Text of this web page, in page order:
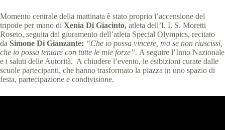
Momento centrale della mattinata è stato proprio l’accensione del
tripode per mano di Xenia Di Giacinto, atleta dell’I. I. S. Moretti
Roseto, seguita dal giuramento dell’atleta Special Olympics, recitato
da Simone Di Gianzante: “Che io possa vincere, ma se non riuscissi,
che io possa tentare con tutte le mie forze”. A seguire l’Inno Nazionale
e i saluti delle Autorità. A chiudere l’evento, le esibizioni curate dalle
scuole partecipanti, che hanno trasformato la piazza in uno spazio di
festa, partecipazione e condivisione.